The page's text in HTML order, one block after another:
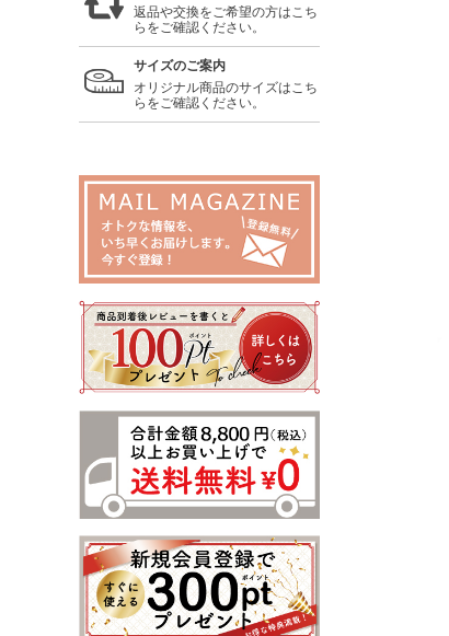
返品や交換をご希望の方はこち
らをご確認ください。
サイズのご案内
オリジナル商品のサイズはこち
らをご確認ください。